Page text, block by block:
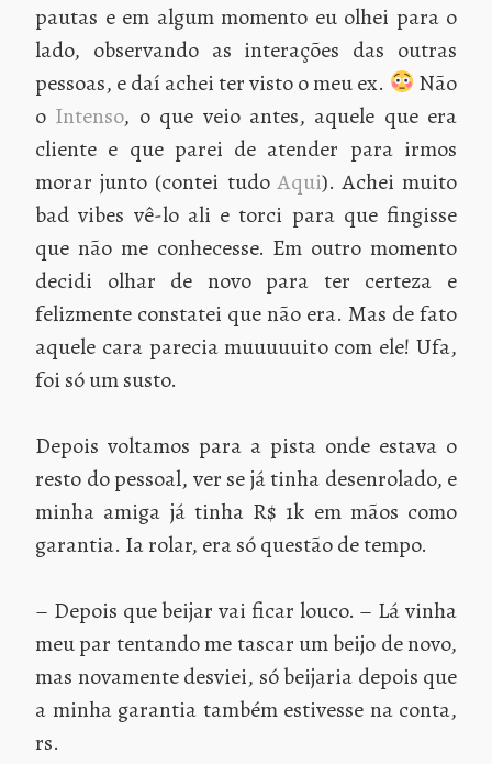
pautas e em algum momento eu olhei para o
lado, observando as interações das outras
pessoas, e daí achei ter visto o meu ex.
Não
o Intenso, o que veio antes, aquele que era
cliente e que parei de atender para irmos
morar junto (contei tudoAqui). Achei muito
bad vibes vê-lo ali e torci para que fingisse
que não me conhecesse. Em outro momento
decidi olhar de novo para ter certeza e
felizmente constatei que não era. Mas de fato
aquele cara parecia muuuuuito com ele! Ufa,
foi só um susto.
Depois voltamos para a pista onde estava o
resto do pessoal, ver se já tinha desenrolado, e
minha amiga já tinha R$ 1k em mãos como
garantia. Ia rolar, era só questão de tempo.
– Depois que beijar vai ficar louco. – Lá vinha
meu par tentando me tascar um beijo de novo,
mas novamente desviei, só beijaria depois que
a minha garantia também estivesse na conta,
rs.